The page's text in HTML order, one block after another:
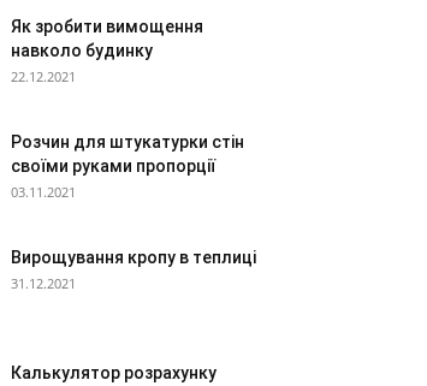
Як зробити вимощення
навколо будинку
22.12.2021
Розчин для штукатурки стін
своїми руками пропорції
03.11.2021
Вирощування кропу в теплиці
31.12.2021
Калькулятор розрахунку